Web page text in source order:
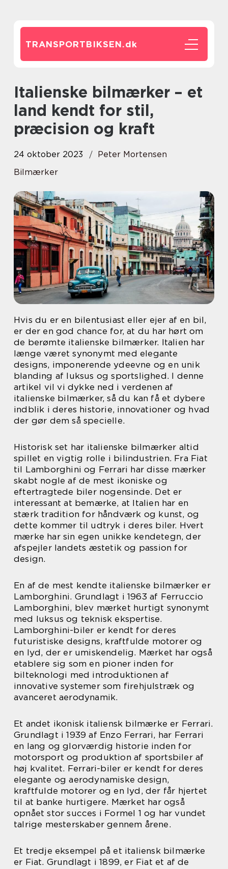
TRANSPORTBIKSEN.dk
Italienske bilmærker – et
land kendt for stil,
præcision og kraft
24 oktober 2023
Peter Mortensen
Bilmærker
Hvis du er en bilentusiast eller ejer af en bil,
er der en god chance for, at du har hørt om
de berømte italienske bilmærker. Italien har
længe været synonymt med elegante
designs, imponerende ydeevne og en unik
blanding af luksus og sportslighed. I denne
artikel vil vi dykke ned i verdenen af
italienske bilmærker, så du kan få et dybere
indblik i deres historie, innovationer og hvad
der gør dem så specielle.
Historisk set har italienske bilmærker altid
spillet en vigtig rolle i bilindustrien. Fra Fiat
til Lamborghini og Ferrari har disse mærker
skabt nogle af de mest ikoniske og
eftertragtede biler nogensinde. Det er
interessant at bemærke, at Italien har en
stærk tradition for håndværk og kunst, og
dette kommer til udtryk i deres biler. Hvert
mærke har sin egen unikke kendetegn, der
afspejler landets æstetik og passion for
design.
En af de mest kendte italienske bilmærker er
Lamborghini. Grundlagt i 1963 af Ferruccio
Lamborghini, blev mærket hurtigt synonymt
med luksus og teknisk ekspertise.
Lamborghini-biler er kendt for deres
futuristiske designs, kraftfulde motorer og
en lyd, der er umiskendelig. Mærket har også
etablere sig som en pioner inden for
bilteknologi med introduktionen af
innovative systemer som firehjulstræk og
avanceret aerodynamik.
Et andet ikonisk italiensk bilmærke er Ferrari.
Grundlagt i 1939 af Enzo Ferrari, har Ferrari
en lang og glorværdig historie inden for
motorsport og produktion af sportsbiler af
høj kvalitet. Ferrari-biler er kendt for deres
elegante og aerodynamiske design,
kraftfulde motorer og en lyd, der får hjertet
til at banke hurtigere. Mærket har også
opnået stor succes i Formel 1 og har vundet
talrige mesterskaber gennem årene.
Et tredje eksempel på et italiensk bilmærke
er Fiat. Grundlagt i 1899, er Fiat et af de